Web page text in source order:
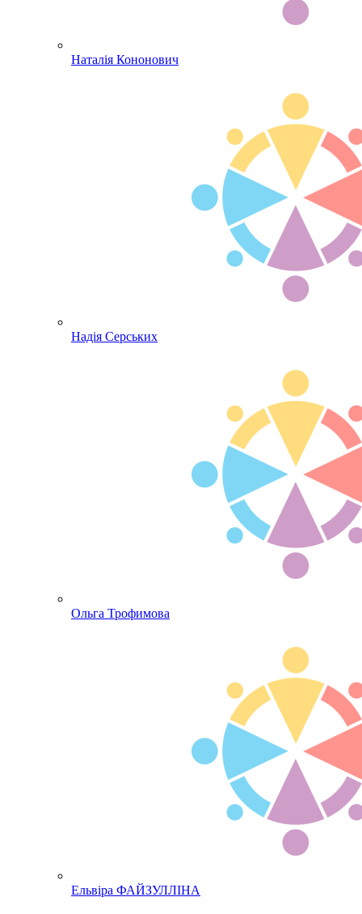
Наталія Кононович
Надія Серських
Ольга Трофимова
Ельвіра ФАЙЗУЛЛІНА